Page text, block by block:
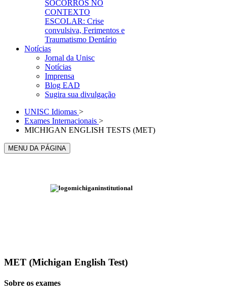
SOCORROS NO
CONTEXTO
ESCOLAR: Crise
convulsiva, Ferimentos e
Traumatismo Dentário
Notícias
Jornal da Unisc
Notícias
Imprensa
Blog EAD
Sugira sua divulgação
UNISC Idiomas >
Exames Internacionais >
MICHIGAN ENGLISH TESTS (MET)
MENU DA PÁGINA
MET (Michigan English Test)
Sobre os exames